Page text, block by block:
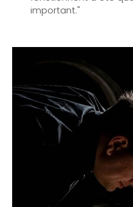
important."